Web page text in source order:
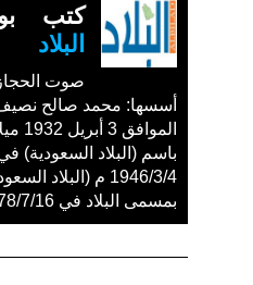
كتب
البلاد
صوت
1946/3/4 م (البلاد
بمسمى البلاد في 1378/7/16 هـ – 1959/1/26 م